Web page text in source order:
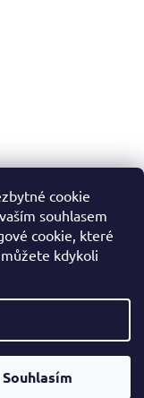
cookie
souhlasem
cookie, které
kdykoli
Souhlasím
vyhrazena.Upravit